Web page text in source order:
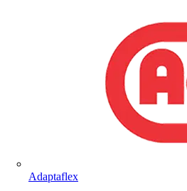
Adaptaflex